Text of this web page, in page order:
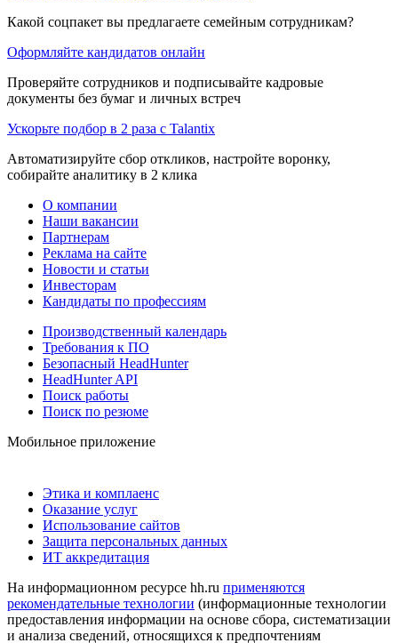
Какой соцпакет вы предлагаете семейным сотрудникам?
Оформляйте кандидатов онлайн
Проверяйте сотрудников и подписывайте кадровые
документы без бумаг и личных встреч
Ускорьте подбор в 2 раза с Talantix
Автоматизируйте сбор откликов, настройте воронку,
собирайте аналитику в 2 клика
О компании
Наши вакансии
Партнерам
Реклама на сайте
Новости и статьи
Инвесторам
Кандидаты по профессиям
Производственный календарь
Требования к ПО
Безопасный HeadHunter
HeadHunter API
Поиск работы
Поиск по резюме
Мобильное приложение
Этика и комплаенс
Оказание услуг
Использование сайтов
Защита персональных данных
ИТ аккредитация
На информационном ресурсе hh.ru применяются
рекомендательные технологии (информационные технологии
предоставления информации на основе сбора, систематизации
и анализа сведений, относящихся к предпочтениям